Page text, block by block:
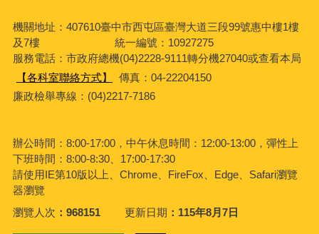
機關地址：407610臺中市西屯區臺灣大道三段99號惠中樓1樓
及7樓 統一編號：10927275
服務電話：市政府總機(04)2228-9111轉分機27040或查看本局
【各科室聯絡方式】
傳真：04-22204150
廉政檢舉專線：(04)2217-7186
辦公時間：8:00-17:00，中午休息時間：12:00-13:00，彈性上
下班時間：8:00-8:30、17:00-17:30
請使用IE第10版以上、Chrome、FireFox、Edge、Safari瀏覽
器瀏覽
瀏覽人次
968151 更新日期 115年8月7日